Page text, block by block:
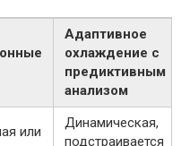
Адаптивное
охлаждение с
предиктивным
анализом
или
Динамическая,
подстраивается